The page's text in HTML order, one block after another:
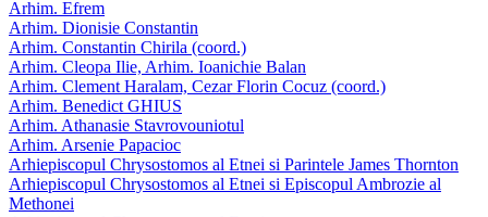
Arhim. Efrem
Arhim. Dionisie Constantin
Arhim. Constantin Chirila (coord.)
Arhim. Cleopa Ilie, Arhim. Ioanichie Balan
Arhim. Clement Haralam, Cezar Florin Cocuz (coord.)
Arhim. Benedict GHIUS
Arhim. Athanasie Stavrovouniotul
Arhim. Arsenie Papacioc
Arhiepiscopul Chrysostomos al Etnei si Parintele James Thornton
Arhiepiscopul Chrysostomos al Etnei si Episcopul Ambrozie al
Methonei